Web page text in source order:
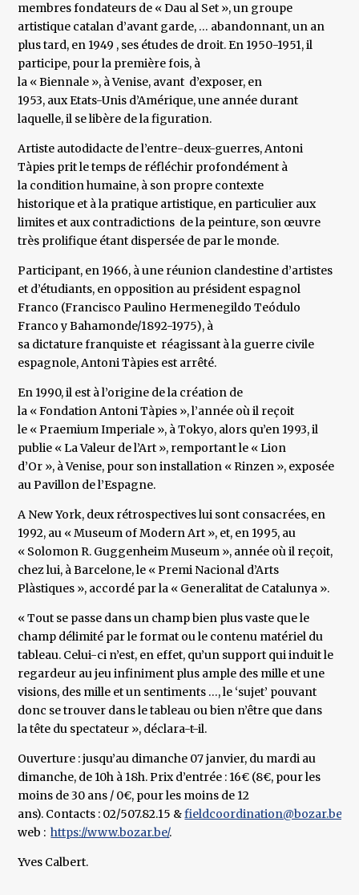
membres fondateurs de « Dau al Set », un groupe
artistique catalan d’avant garde, … abandonnant, un an
plus tard, en 1949 , ses études de droit. En 1950-1951, il
participe, pour la première fois, à
la « Biennale », à Venise, avant d’exposer, en
1953, aux Etats-Unis d’Amérique, une année durant
laquelle, il se libère de la figuration.
Artiste autodidacte de l’entre-deux-guerres, Antoni
Tàpies prit le temps de réfléchir profondément à
la condition humaine, à son propre contexte
historique et à la pratique artistique, en particulier aux
limites et aux contradictions de la peinture, son œuvre
très prolifique étant dispersée de par le monde.
Participant, en 1966, à une réunion clandestine d’artistes
et d’étudiants, en opposition au président espagnol
Franco (Francisco Paulino Hermenegildo Teódulo
Franco y Bahamonde/1892-1975), à
sa dictature franquiste et réagissant à la guerre civile
espagnole, Antoni Tàpies est arrêté.
En 1990, il est à l’origine de la création de
la « Fondation Antoni Tàpies », l’année où il reçoit
le « Praemium Imperiale », à Tokyo, alors qu’en 1993, il
publie « La Valeur de l’Art », remportant le « Lion
d’Or », à Venise, pour son installation « Rinzen », exposée
au Pavillon de l’Espagne.
A New York, deux rétrospectives lui sont consacrées, en
1992, au « Museum of Modern Art », et, en 1995, au
« Solomon R. Guggenheim Museum », année où il reçoit,
chez lui, à Barcelone, le « Premi Nacional d’Arts
Plàstiques », accordé par la « Generalitat de Catalunya ».
« Tout se passe dans un champ bien plus vaste que le
champ délimité par le format ou le contenu matériel du
tableau. Celui-ci n’est, en effet, qu’un support qui induit le
regardeur au jeu infiniment plus ample des mille et une
visions, des mille et un sentiments …, le ‘sujet’ pouvant
donc se trouver dans le tableau ou bien n’être que dans
la tête du spectateur », déclara-t-il.
Ouverture : jusqu’au dimanche 07 janvier, du mardi au
dimanche, de 10h à 18h. Prix d’entrée : 16€ (8€, pour les
moins de 30 ans / 0€, pour les moins de 12
ans). Contacts : 02/507.82.15 &fieldcoordination@bozar.be
web :https://www.bozar.be/.
Yves Calbert.